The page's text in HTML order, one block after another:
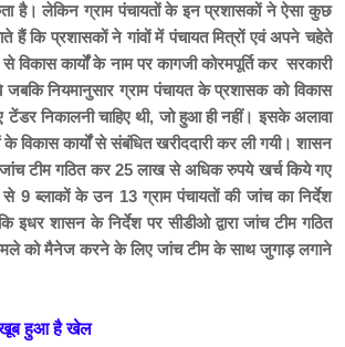
है। लेकिन ग्राम पंचायतों के इन प्रशासकों ने ऐसा कुछ
हैं कि प्रशासकों ने गांवों में पंचायत मित्रों एवं अपने चहेते
विकास कार्यों के नाम पर कागजी कोरमपूर्ति कर सरकारी
नियमानुसार ग्राम पंचायत के प्रशासक को विकास
टेंडर निकालनी चाहिए थी, जो हुआ ही नहीं। इसके अलावा
के विकास कार्यों से संबंधित खरीददारी कर ली गयी। शासन
टीम गठित कर 25 लाख से अधिक रुपये खर्च किये गए
9 ब्लाकों के उन 13 ग्राम पंचायतों की जांच का निर्देश
इधर शासन के निर्देश पर सीडीओ द्वारा जांच टीम गठित
को मैनेज करने के लिए जांच टीम के साथ जुगाड़ लगाने
खूब हुआ है खेल